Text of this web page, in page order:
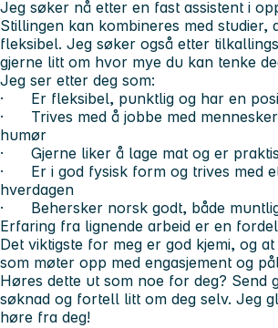
Jeg søker nå etter en fast assistent i
Stillingen kan kombineres med studier,
fleksibel. Jeg søker også etter
gjerne litt om hvor mye du kan tenke
Jeg ser etter deg som:
· Er fleksibel, punktlig og har en
· Trives med å jobbe med
humør
· Gjerne liker å lage mat og er
· Er i god fysisk form og trives med
hverdagen
· Behersker norsk godt, både
Erfaring fra lignende arbeid er en
Det viktigste for meg er god kjemi, og
som møter opp med engasjement og
Høres dette ut som noe for deg? Send
søknad og fortell litt om deg selv. Jeg
høre fra deg!